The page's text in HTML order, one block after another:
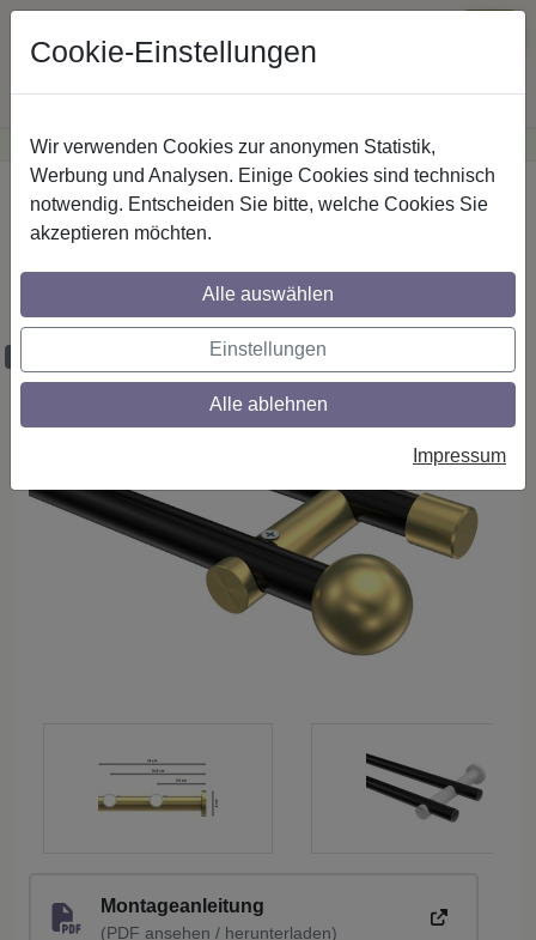
Günstige Versandkosteninnerhalb Österreichs· Sichere Zahlung
Startseite Gardinenstangen Metall
Gardinenstangen aus Metall in 20 mm Ø,
2-läufig, Modell PLATON - Luino Schwarz
/ Messing-Optik (ohne Ringe)
Montageanleitung
(PDF ansehen / herunterladen)
Cookie-Einstellungen
Wir verwenden Cookies zur anonymen Statistik,
Werbung und Analysen. Einige Cookies sind technisch
notwendig. Entscheiden Sie bitte, welche Cookies Sie
akzeptieren möchten.
Alle auswählen
Einstellungen
Alle ablehnen
Impressum